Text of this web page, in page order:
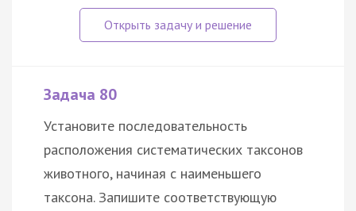
Задача 80
Установите последовательность
расположения систематических таксонов
животного, начиная с наименьшего
таксона. Запишите соответствующую